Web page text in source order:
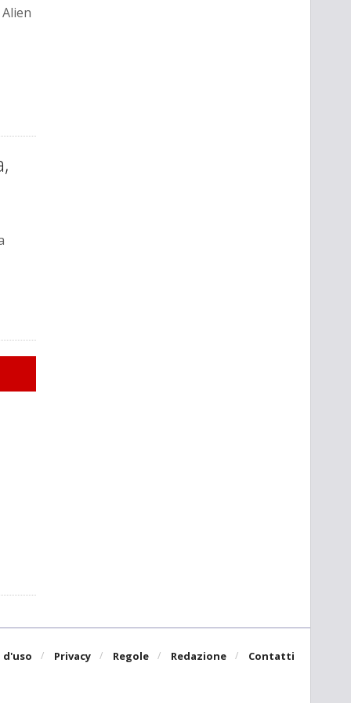
d'uso Privacy Regole Redazione Contatti